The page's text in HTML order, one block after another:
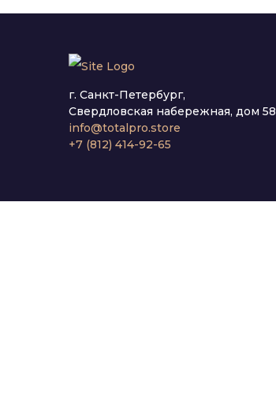
г. Санкт-Петербург,
Свердловская набережная, дом 58
info@totalpro.store
+7 (812) 414-92-65